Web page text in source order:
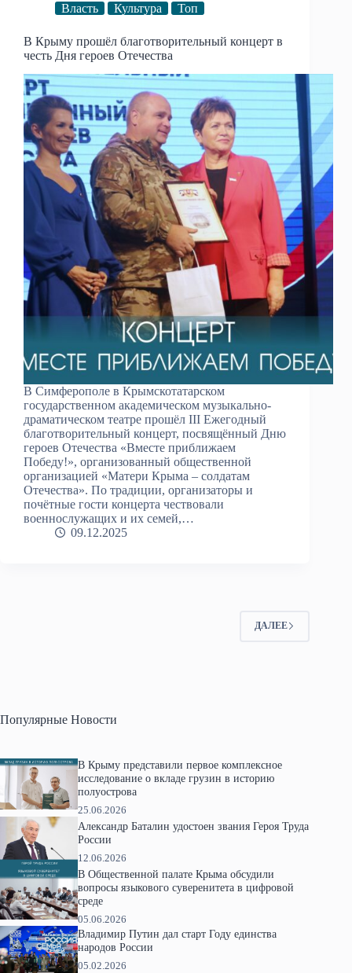
Власть Культура Топ
В Крыму прошёл благотворительный концерт в
честь Дня героев Отечества
В Симферополе в Крымскотатарском
государственном академическом музыкально-
драматическом театре прошёл III Ежегодный
благотворительный концерт, посвящённый Дню
героев Отечества «Вместе приближаем
Победу!», организованный общественной
организацией «Матери Крыма – солдатам
Отечества». По традиции, организаторы и
почётные гости концерта чествовали
военнослужащих и их семей,…
09.12.2025
ДАЛЕЕ
Популярные Новости
В Крыму представили первое комплексное
исследование о вкладе грузин в историю
полуострова
25.06.2026
Александр Баталин удостоен звания Героя Труда
России
12.06.2026
В Общественной палате Крыма обсудили
вопросы языкового суверенитета в цифровой
среде
05.06.2026
Владимир Путин дал старт Году единства
народов России
05.02.2026